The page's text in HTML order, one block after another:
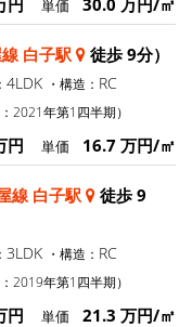
単価
白子駅 徒歩 9分）
4LDK ・構造： RC
2021年第1四半期）
円 単価 16.7 万円/㎡
線 白子駅
徒歩 9
3LDK ・構造： RC
2019年第1四半期）
円 単価 21.3 万円/㎡